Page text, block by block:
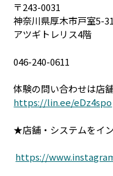
〒243-0031
神奈川県厚木市戸室5-
アツギトレリス4階
046-240-0611
体験の問い合わせは店
https://lin.ee/eDz4spo
★店舗・システムをイ
https://